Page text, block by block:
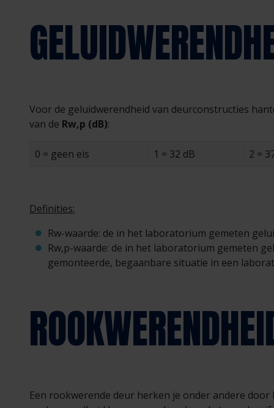
Voor de geluidwerendheid van deurconstructies
van de Rw,p (dB):
0 = geen eis 1 = 32 dB 2 =
Definities:
Rw-waarde: de in het laboratorium gemeten
Rw,p-waarde: de in het laboratorium gemeten
gemonteerde, begaanbare situatie in een
Een rookwerende deur herken je onder andere